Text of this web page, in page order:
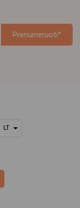
Prenumeruoti*
LT